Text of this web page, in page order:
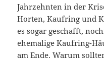
Jahrzehnten in der
Horten, Kaufring und
es sogar geschafft,
ehemalige Kaufring-
am Ende. Warum